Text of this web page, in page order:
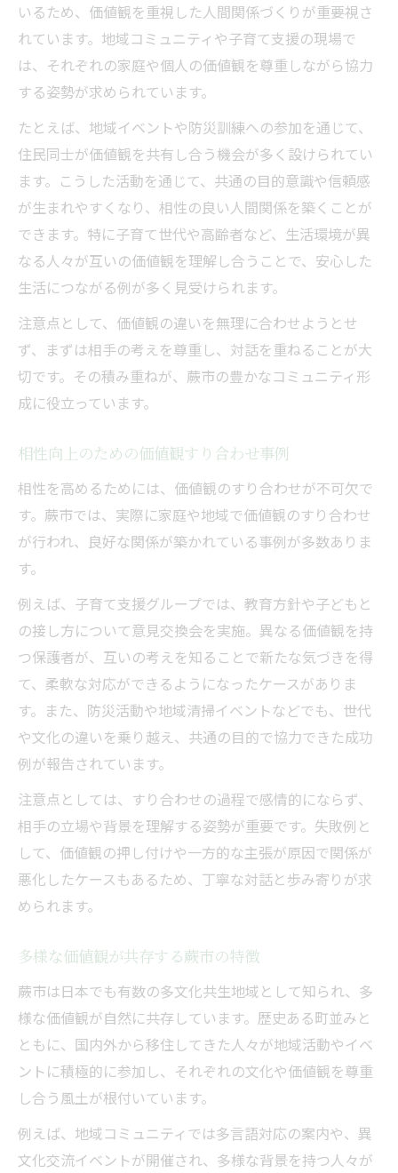
地域活動を通じて価値観の相性を知る方法
価値観すり合わせが地域活動に役立つ理由
相性向上に繋がる地域での交流ポイント
活動を通じた価値観すり合わせの工夫
多文化が息づく街の価値観すり合わせ体験
多文化共生の中で相性・価値観を育む方法
価値観すり合わせ体験談から学ぶポイント
異文化交流で感じる相性と価値観の違い
すり合わせが生む地域の新しいつながり
価値観の違いを楽しむ多文化共生のコツ
いるため、価値観を重視した人間関係づくりが重要視さ
れています。地域コミュニティや子育て支援の現場で
は、それぞれの家庭や個人の価値観を尊重しながら協力
する姿勢が求められています。
たとえば、地域イベントや防災訓練への参加を通じて、
住民同士が価値観を共有し合う機会が多く設けられてい
ます。こうした活動を通じて、共通の目的意識や信頼感
が生まれやすくなり、相性の良い人間関係を築くことが
できます。特に子育て世代や高齢者など、生活環境が異
なる人々が互いの価値観を理解し合うことで、安心した
生活につながる例が多く見受けられます。
注意点として、価値観の違いを無理に合わせようとせ
ず、まずは相手の考えを尊重し、対話を重ねることが大
切です。その積み重ねが、蕨市の豊かなコミュニティ形
成に役立っています。
相性向上のための価値観すり合わせ事例
相性を高めるためには、価値観のすり合わせが不可欠で
す。蕨市では、実際に家庭や地域で価値観のすり合わせ
が行われ、良好な関係が築かれている事例が多数ありま
す。
例えば、子育て支援グループでは、教育方針や子どもと
の接し方について意見交換会を実施。異なる価値観を持
つ保護者が、互いの考えを知ることで新たな気づきを得
て、柔軟な対応ができるようになったケースがありま
す。また、防災活動や地域清掃イベントなどでも、世代
や文化の違いを乗り越え、共通の目的で協力できた成功
例が報告されています。
注意点としては、すり合わせの過程で感情的にならず、
相手の立場や背景を理解する姿勢が重要です。失敗例と
して、価値観の押し付けや一方的な主張が原因で関係が
悪化したケースもあるため、丁寧な対話と歩み寄りが求
められます。
多様な価値観が共存する蕨市の特徴
蕨市は日本でも有数の多文化共生地域として知られ、多
様な価値観が自然に共存しています。歴史ある町並みと
ともに、国内外から移住してきた人々が地域活動やイベ
ントに積極的に参加し、それぞれの文化や価値観を尊重
し合う風土が根付いています。
例えば、地域コミュニティでは多言語対応の案内や、異
文化交流イベントが開催され、多様な背景を持つ人々が